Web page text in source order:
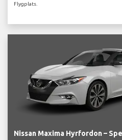
Flygplats.
Nissan Maxima Hyrfordon –